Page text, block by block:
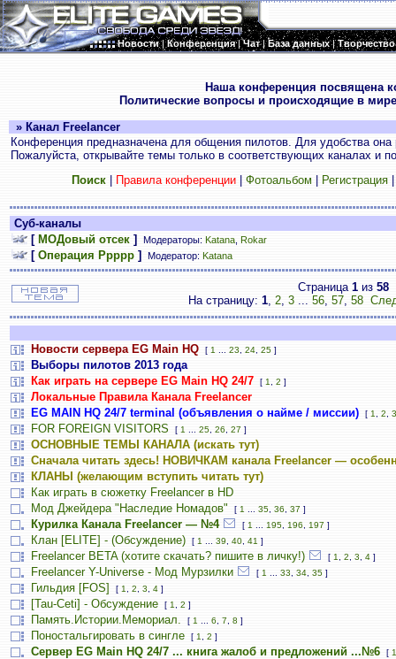
Новости|Конференция|Чат|База данных|Творчество
Наша конференция посвящена
Политические вопросы и происходящие в
» Канал Freelancer
Конференция предназначена для общения пилотов. Для удобства
Пожалуйста, открывайте темы только в соответствующих каналах и
Поиск| Правила конференции| Фотоальбом Регистрация
Суб-каналы
[ МОДовый отсек ] Модераторы: Katana Rokar
[ Операция Ррррр ] Модератор: Katana
Страница 1из 58
На страницу: 1, 2, 3 ... 56, 57, 58
Новости сервера EG Main HQ [ 1 23 24 25 ]
Выборы пилотов 2013 года
Как играть на сервере EG Main HQ 24/7
[ 1 2 ]
Локальные Правила Канала Freelancer
EG MAIN HQ 24/7 terminal (объявления о найме / миссии)
[ 1 2 3
FOR FOREIGN VISITORS [ 1 25 26 27 ]
ОСНОВНЫЕ ТЕМЫ КАНАЛА (искать тут)
Сначала читать здесь! НОВИЧКАМ канала Freelancer —
КЛАНЫ (желающим вступить читать тут)
Как играть в сюжетку Freelancer в HD
Мод Джейдера "Наследие Номадов"
[ 1 35 36 37 ]
Курилка Канала Freelancer — №4 [ 1 195 196 197 ]
Клан [ELITE] - (Обсуждение) [ 1 39 40 41 ]
Freelancer BETA (хотите скачать? пишите в личку!) [ 1 2 3 4 ]
Freelancer Y-Universe - Мод Мурзилки [ 1 33 34 35 ]
Гильдия [FOS] [ 1 2 3 4 ]
[Tau-Ceti] - Обсуждение [ 1 2 ]
Память.Истории.Мемориал. [ 1 6 7 8 ]
Поностальгировать в сингле [ 1 2 ]
Сервер EG Main HQ 24/7 ... книга жалоб и предложений ...№6 [ 1